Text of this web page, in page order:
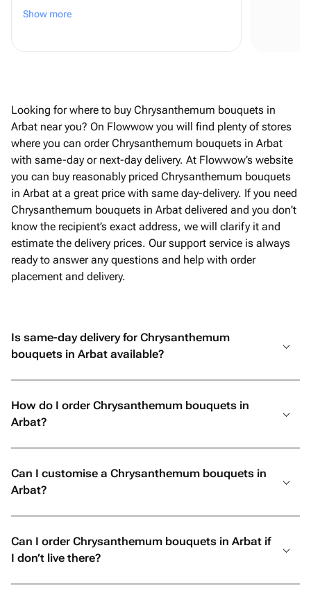
внимание к деталям! ❤️ Для меня этот
постоянно на связи, отвечала на все
вопросы и подарила мне полное
спокойствие и уверенность В итоге
всё было даже лучше, чем я могла
представить! Безумно вкусный торт,
роскошные шарики, красивая
упаковка, а самое трогательное - мою
открытку с пожеланиями аккуратно
переписали от руки. Папа был
счастлив, и для меня это самое
главное. Огромное спасибо за вашу
рекомендую! Если вы хотите подарить
своим близким не просто подарок, а
выполнено с любовью и безупречно,
смело обращайтесь именно сюда. Вы
Show more
Looking for where to buy Chrysanthemum bouquets in
Arbat near you? On Flowwow you will find plenty of stores
where you can order Chrysanthemum bouquets in Arbat
with same-day or next-day delivery. At Flowwow’s website
you can buy reasonably priced Chrysanthemum bouquets
in Arbat at a great price with same day-delivery. If you need
Chrysanthemum bouquets in Arbat delivered and you don't
know the recipient’s exact address, we will clarify it and
estimate the delivery prices. Our support service is always
ready to answer any questions and help with order
placement and delivery.
Is same-day delivery for Chrysanthemum
bouquets in Arbat available?
How do I order Chrysanthemum bouquets in
Arbat?
Can I customise a Chrysanthemum bouquets in
Arbat?
Can I order Chrysanthemum bouquets in Arbat if
I don’t live there?